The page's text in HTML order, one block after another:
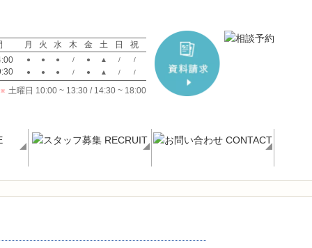
月 火 水 木 金 土 日
祝
● ● ● / ● ▲ / /
● ● ● / ● ▲ / /
※ 土曜日 10:00 ~ 13:30 / 14:30 ~ 18:00